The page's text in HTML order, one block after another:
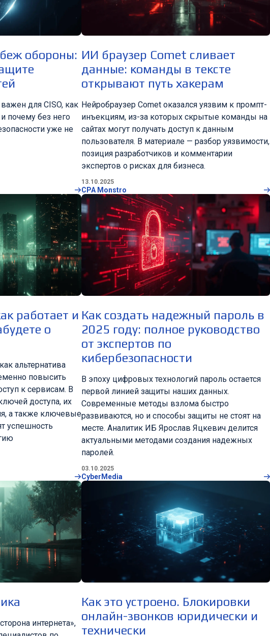
обороны:
для CISO, как
почему без него
уже не
ИИ браузер Comet сливает
данные: команды в тексте
открывают путь хакерам
Нейробраузер Comet оказался уязвим к промпт-
инъекциям, из-за которых скрытые команды на
сайтах могут получать доступ к данным
пользователя. В материале — разбор уязвимости,
позиция разработчиков и комментарии
экспертов о рисках для бизнеса.
13.10.2025
CPA Monstro
работает и
о
альтернатива
повысить
к сервисам. В
доступа, их
а также ключевые
успешность
Как создать надежный пароль в
2025 году: полное руководство
от экспертов по
кибербезопасности
В эпоху цифровых технологий пароль остается
первой линией защиты наших данных.
Современные методы взлома быстро
развиваются, но и способы защиты не стоят на
месте. Аналитик ИБ Ярослав Яцкевич делится
актуальными методами создания надежных
паролей.
03.10.2025
CyberMedia
интернета»,
Как это устроено. Блокировки
онлайн-звонков юридически и
технически